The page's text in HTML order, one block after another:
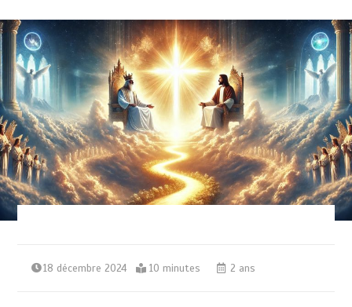
18 décembre 2024 10 minutes 2 ans